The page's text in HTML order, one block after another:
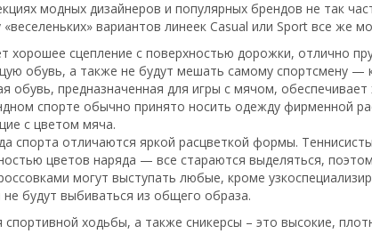
модных дизайнеров и популярных брендов не так
вариантов линеек Casual или Sport все же
хорошее сцепление с поверхностью дорожки, отлично
обувь, а также не будут мешать самому спортсмену —
обувь, предназначенная для игры с мячом,
спорте обычно принято носить одежду фирменной
с цветом мяча.
спорта отличаются яркой расцветкой формы.
цветов наряда — все стараются выделяться,
могут выступать любые, кроме
будут выбиваться из общего образа.
ходьбы, а также сникерсы – это высокие,